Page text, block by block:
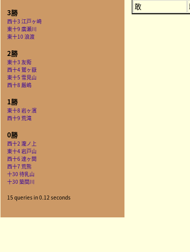
3勝
西十3 江戸ヶ崎
東十9 廣瀬川
東十10 浪渡
2勝
東十3 友鵆
西十4 鷲ヶ嶽
東十5 雪見山
西十8 厳嶋
1勝
東十8 岩ヶ濱
西十9 荒滝
0勝
西十2 瀧ノ上
東十4 岩戸山
西十6 達ヶ関
西十7 荒熊
十30 待乳山
十30 築間川
15 queries in 0.12 seconds
敢